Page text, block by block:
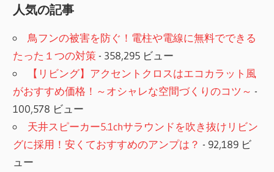
人気の記事
鳥フンの被害を防ぐ！電柱や電線に無料でできる
たった１つの対策 - 358,295 ビュー
【リビング】アクセントクロスはエコカラット風
がおすすめ価格！～オシャレな空間づくりのコツ～ -
100,578 ビュー
天井スピーカー5.1chサラウンドを吹き抜けリビン
グに採用！安くておすすめのアンプは？ - 92,189 ビ
ュー